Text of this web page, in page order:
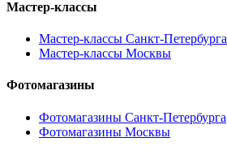
Мастер-классы
Мастер-классы Санкт-Петербурга
Мастер-классы Москвы
Фотомагазины
Фотомагазины Санкт-Петербурга
Фотомагазины Москвы